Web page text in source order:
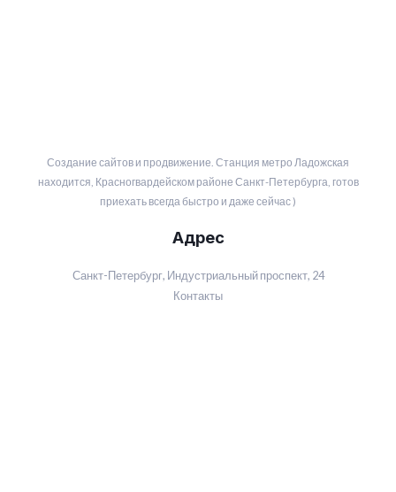
Создание сайтов и продвижение. Станция метро Ладожская
находится, Красногвардейском районе Санкт-Петербурга, готов
приехать всегда быстро и даже сейчас )
Адрес
Санкт-Петербург, Индустриальный проспект, 24
Контакты